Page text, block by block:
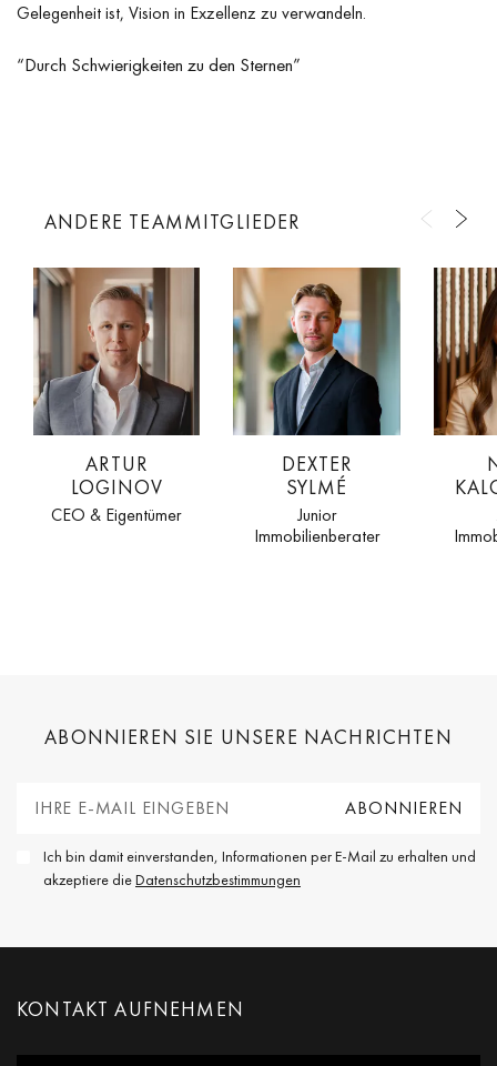
Gelegenheit ist, Vision in Exzellenz zu verwandeln.
“Durch Schwierigkeiten zu den Sternen”
ANDERE TEAMMITGLIEDER
ARTUR
LOGINOV
CEO & Eigentümer
DEXTER
SYLMÉ
Junior
Immobilienberater
ABONNIEREN SIE UNSERE NACHRICHTEN
Ich bin damit einverstanden, Informationen per E-Mail zu erhalten und
akzeptiere dieDatenschutzbestimmungen
KONTAKT AUFNEHMEN